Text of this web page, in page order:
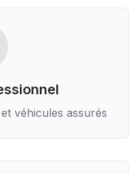
véhicules assurés